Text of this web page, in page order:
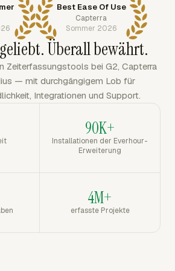
Best Ease Of Use
Capterra
Sommer 2026
Überall bewährt.
Zeiterfassungstools bei G2, Capterra
— mit durchgängigem Lob für
Integrationen und Support.
90K+
Installationen der Everhour-
Erweiterung
4M+
erfasste Projekte